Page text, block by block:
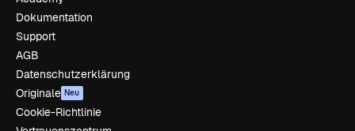
Dokumentation
Support
AGB
Datenschutzerklärung
Originale Neu
Cookie-Richtlinie